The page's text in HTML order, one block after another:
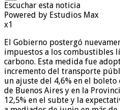
Escuchar esta noticia
Powered by Estudios Max
x1
El Gobierno postergó
impuestos a los combustibles
carbono. Esta medida fue
incremento del transporte
un ajuste del 4,6% en el boleto
de Buenos Aires y en la
12,5% en el subte y la